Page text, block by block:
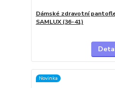
Dámské zdravotní
SAMLUX (36-41)
Novinka